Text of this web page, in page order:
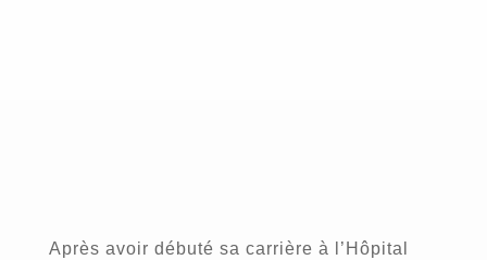
Après avoir débuté sa carrière à l’Hôpital